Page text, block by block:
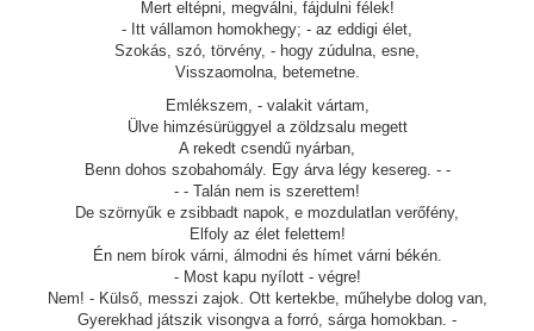
Mert eltépni, megválni, fájdulni félek!
- Itt vállamon homokhegy; - az eddigi élet,
Szokás, szó, törvény, - hogy zúdulna, esne,
Visszaomolna, betemetne.
Emlékszem, - valakit vártam,
Ülve himzésürüggyel a zöldzsalu megett
A rekedt csendű nyárban,
Benn dohos szobahomály. Egy árva légy kesereg. - -
- - Talán nem is szerettem!
De szörnyűk e zsibbadt napok, e mozdulatlan verőfény,
Elfoly az élet felettem!
Én nem bírok várni, álmodni és hímet várni békén.
- Most kapu nyílott - végre!
Nem! - Külső, messzi zajok. Ott kertekbe, műhelybe dolog van,
Gyerekhad játszik visongva a forró, sárga homokban. -